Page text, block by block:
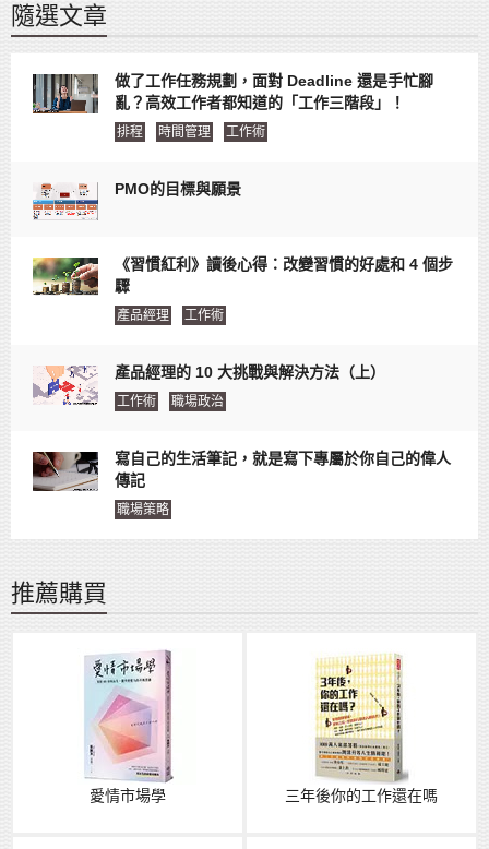
隨選文章
做了工作任務規劃，面對 Deadline 還是手忙腳
亂？高效工作者都知道的「工作三階段」！
排程 時間管理 工作術
PMO的目標與願景
《習慣紅利》讀後心得：改變習慣的好處和 4 個步
驟
產品經理 工作術
產品經理的 10 大挑戰與解決方法（上）
工作術 職場政治
寫自己的生活筆記，就是寫下專屬於你自己的偉人
傳記
職場策略
推薦購買
愛情市場學 三年後你的工作還在嗎